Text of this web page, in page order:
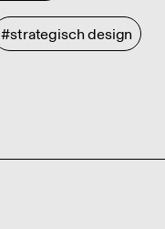
#strategisch design